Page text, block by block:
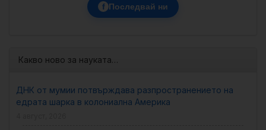
f Последвай ни
Какво ново за науката…
ДНК от мумии потвърждава разпространението на
едрата шарка в колониална Америка